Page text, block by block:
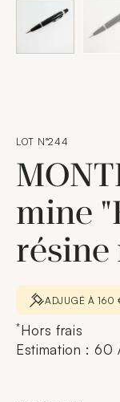
LOT N°244
mine
résine
ADJUGÉ À 160
*Hors frais
Estimation :